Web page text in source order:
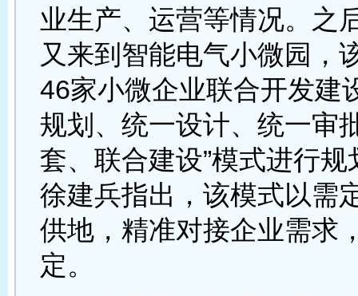
业生产、运营等情况。之
又来到智能电气小微园，
46家小微企业联合开发建
规划、统一设计、统一审
套、联合建设”模式进行规
徐建兵指出，该模式以需
供地，精准对接企业需求
定。